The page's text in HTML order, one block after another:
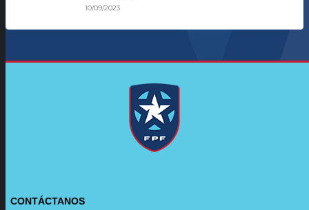
10/09/2023
CONTÁCTANOS